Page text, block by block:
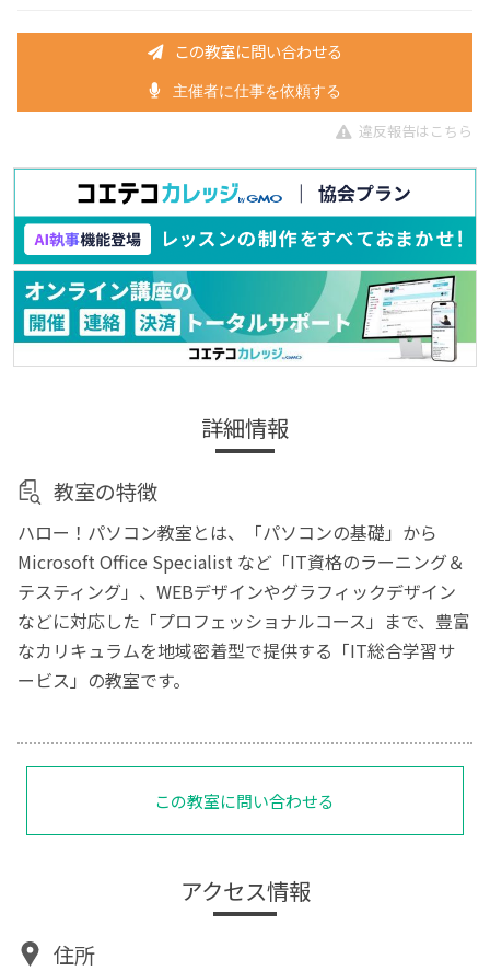
この教室に問い合わせる
主催者に仕事を依頼する
違反報告はこちら
詳細情報
教室の特徴
ハロー！パソコン教室とは、「パソコンの基礎」から
Microsoft Office Specialist など「IT資格のラーニング＆
テスティング」、WEBデザインやグラフィックデザイン
などに対応した「プロフェッショナルコース」まで、豊富
なカリキュラムを地域密着型で提供する「IT総合学習サ
ービス」の教室です。
この教室に問い合わせる
アクセス情報
住所